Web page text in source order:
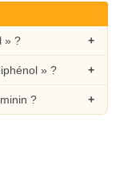
» ?
» ?
?